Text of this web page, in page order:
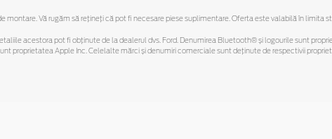
Vă rugăm să reţineţi că pot fi necesare piese suplimentare. Oferta este valabilă în limita
acestora pot fi obținute de la dealerul dvs. Ford. Denumirea Bluetooth® și logourile sunt
proprietatea Apple Inc. Celelalte mărci și denumiri comerciale sunt deținute de respectivii